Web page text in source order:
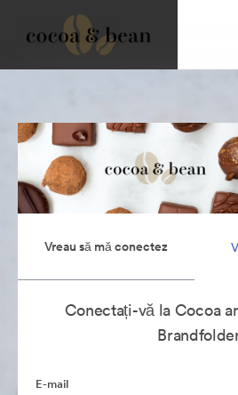
Vreau să mă conectez
Conectați-vă la Cocoa
E-mail